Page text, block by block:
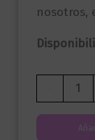
nosotros,
rápida
de